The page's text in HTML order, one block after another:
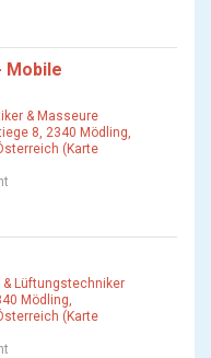
Mobile
& Masseure
8, 2340 Mödling,
(Karte
& Lüftungstechniker
Mödling,
(Karte